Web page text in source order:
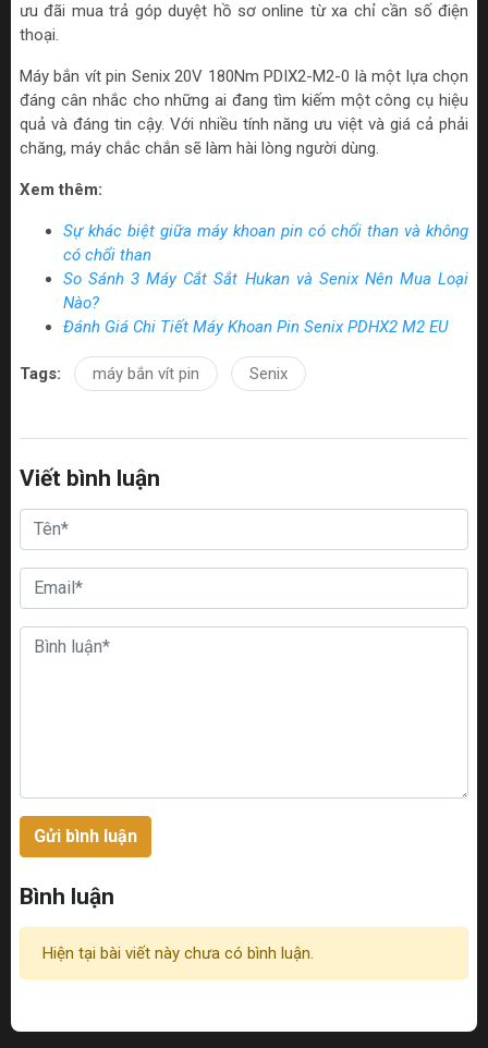
ưu đãi mua trả góp duyệt hồ sơ online từ xa chỉ cần số điện
thoại.
Máy bắn vít pin Senix 20V 180Nm PDIX2-M2-0 là một lựa chọn
đáng cân nhắc cho những ai đang tìm kiếm một công cụ hiệu
quả và đáng tin cậy. Với nhiều tính năng ưu việt và giá cả phải
chăng, máy chắc chắn sẽ làm hài lòng người dùng.
Xem thêm:
Sự khác biệt giữa máy khoan pin có chổi than và không
có chổi than
So Sánh 3 Máy Cắt Sắt Hukan và Senix Nên Mua Loại
Nào?
Đánh Giá Chi Tiết Máy Khoan Pin Senix PDHX2 M2 EU
Tags: máy bắn vít pin Senix
Viết bình luận
Gửi bình luận
Bình luận
Hiện tại bài viết này chưa có bình luận.